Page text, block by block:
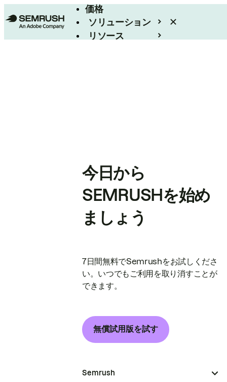
価格
ソリューション
リソース
今日から
SEMRUSHを始め
ましょう
7日間無料でSemrushをお試しくださ
い。いつでもご利用を取り消すことが
できます。
無償試用版を試す
Semrush